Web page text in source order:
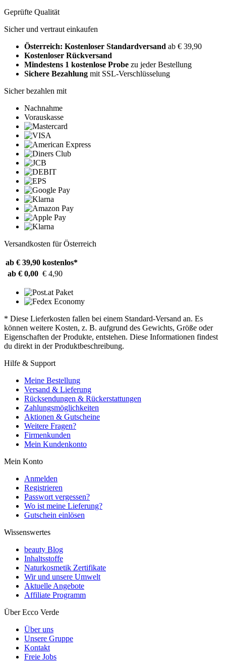
Geprüfte Qualität
Sicher und vertraut einkaufen
Österreich: Kostenloser Standardversand ab € 39,90
Kostenloser Rückversand
Mindestens 1 kostenlose Probe zu jeder Bestellung
Sichere Bezahlung mit SSL-Verschlüsselung
Sicher bezahlen mit
Nachnahme
Vorauskasse
Versandkosten für Österreich
ab € 39,90 kostenlos*
ab € 0,00 € 4,90
* Diese Lieferkosten fallen bei einem Standard-Versand an. Es
können weitere Kosten, z. B. aufgrund des Gewichts, Größe oder
Eigenschaften der Produkte, entstehen. Diese Informationen findest
du direkt in der Produktbeschreibung.
Hilfe & Support
Meine Bestellung
Versand & Lieferung
Rücksendungen & Rückerstattungen
Zahlungsmöglichkeiten
Aktionen & Gutscheine
Weitere Fragen?
Firmenkunden
Mein Kundenkonto
Mein Konto
Anmelden
Registrieren
Passwort vergessen?
Wo ist meine Lieferung?
Gutschein einlösen
Wissenswertes
beauty Blog
Inhaltsstoffe
Naturkosmetik Zertifikate
Wir und unsere Umwelt
Aktuelle Angebote
Affiliate Programm
Über Ecco Verde
Über uns
Unsere Gruppe
Kontakt
Freie Jobs